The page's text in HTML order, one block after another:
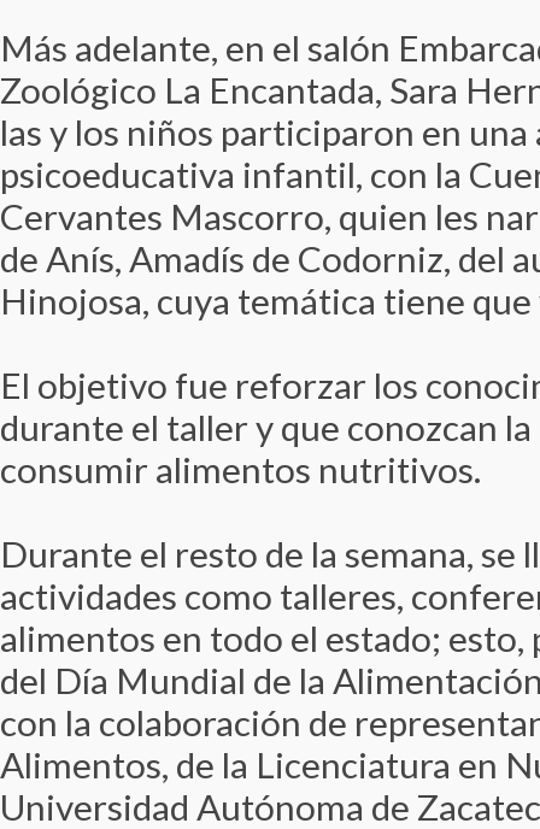
Más adelante, en el salón
Zoológico La Encantada, Sara
las y los niños participaron en
psicoeducativa infantil, con la
Cervantes Mascorro, quien les
de Anís, Amadís de Codorniz, del
Hinojosa, cuya temática tiene
El objetivo fue reforzar los
durante el taller y que conozcan
consumir alimentos nutritivos.
Durante el resto de la semana, se
actividades como talleres,
alimentos en todo el estado; esto,
del Día Mundial de la
con la colaboración de
Alimentos, de la Licenciatura en
Universidad Autónoma de